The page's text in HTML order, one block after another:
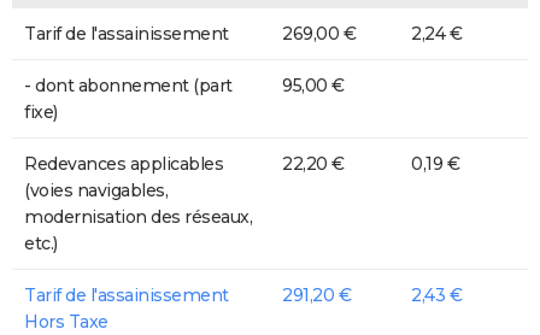
Tarif de l'assainissement 269,00 € 2,24 €
- dont abonnement (part
fixe)
95,00 €
Redevances applicables
(voies navigables,
modernisation des réseaux,
etc.)
22,20 € 0,19 €
Tarif de l'assainissement
Hors Taxe
291,20 € 2,43 €